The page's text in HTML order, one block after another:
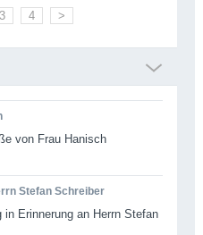
3 4 >
von Frau Hanisch
Stefan Schreiber
in Erinnerung an Herrn Stefan